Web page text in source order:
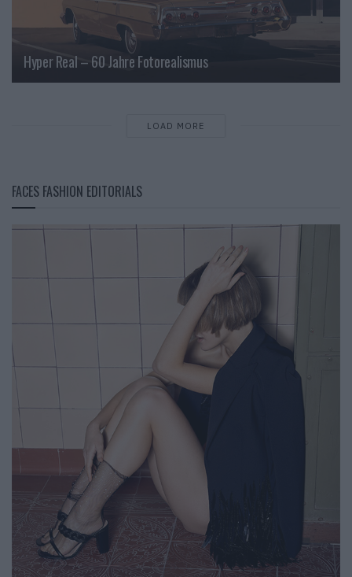
Hyper Real – 60 Jahre Fotorealismus
LOAD MORE
FACES FASHION EDITORIALS